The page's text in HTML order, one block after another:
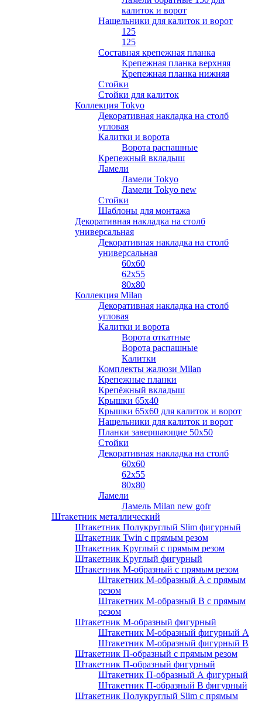
калиток и ворот
Нащельники для калиток и ворот
125
125
Составная крепежная планка
Крепежная планка верхняя
Крепежная планка нижняя
Стойки
Стойки для калиток
Коллекция Tokyo
Декоративная накладка на столб
угловая
Калитки и ворота
Ворота распашные
Крепежный вкладыш
Ламели
Ламели Tokyo
Ламели Tokyo new
Стойки
Шаблоны для монтажа
Декоративная накладка на столб
универсальная
Декоративная накладка на столб
универсальная
60х60
62х55
80х80
Коллекция Milan
Декоративная накладка на столб
угловая
Калитки и ворота
Ворота откатные
Ворота распашные
Калитки
Комплекты жалюзи Milan
Крепежные планки
Крепёжный вкладыш
Крышки 65х40
Крышки 65х60 для калиток и ворот
Нащельники для калиток и ворот
Планки завершающие 50х50
Стойки
Декоративная накладка на столб
60х60
62х55
80х80
Ламели
Ламель Milan new gofr
Штакетник металлический
Штакетник Полукруглый Slim фигурный
Штакетник Twin с прямым резом
Штакетник Круглый с прямым резом
Штакетник Круглый фигурный
Штакетник М-образный с прямым резом
Штакетник М-образный A с прямым
резом
Штакетник М-образный B с прямым
резом
Штакетник М-образный фигурный
Штакетник М-образный фигурный A
Штакетник М-образный фигурный B
Штакетник П-образный с прямым резом
Штакетник П-образный фигурный
Штакетник П-образный А фигурный
Штакетник П-образный В фигурный
Штакетник Полукруглый Slim с прямым